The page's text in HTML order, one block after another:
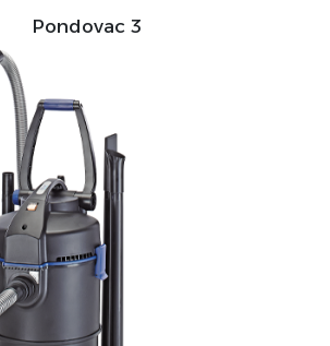
Pondovac 3